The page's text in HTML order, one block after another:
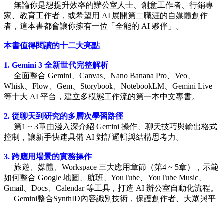
無論你是想提升效率的辦公室人士、創意工作者、行銷專
家、教育工作者，或希望用 AI 展開第二職涯的自媒體創作
者，這本書都會讓你擁有一位「全能的 AI 夥伴」。
本書值得閱讀的十二大亮點
1. Gemini 3 全新世代完整解析
全面整合 Gemini、Canvas、Nano Banana Pro、Veo、
Whisk、Flow、Gem、Storybook、NotebookLM、Gemini Live
等十大 AI 平台，建立多模態工作流的第一本中文專書。
2. 從聊天到研究的多層次學習路徑
第1 ~ 3章由淺入深介紹 Gemini 操作、聊天技巧與輸出格式
控制，讓新手快速具備 AI 對話邏輯與結構思考力。
3. 跨應用場景的實務操作
旅遊、媒體、Workspace 三大應用章節（第4 ~ 5章），示範
如何整合 Google 地圖、航班、YouTube、YouTube Music、
Gmail、Docs、Calendar 等工具，打造 AI 辦公室自動化流程。
Gemini整合SynthID內容識別技術，保護創作者、大眾與平